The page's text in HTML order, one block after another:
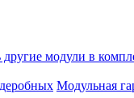
модули в
Модульная